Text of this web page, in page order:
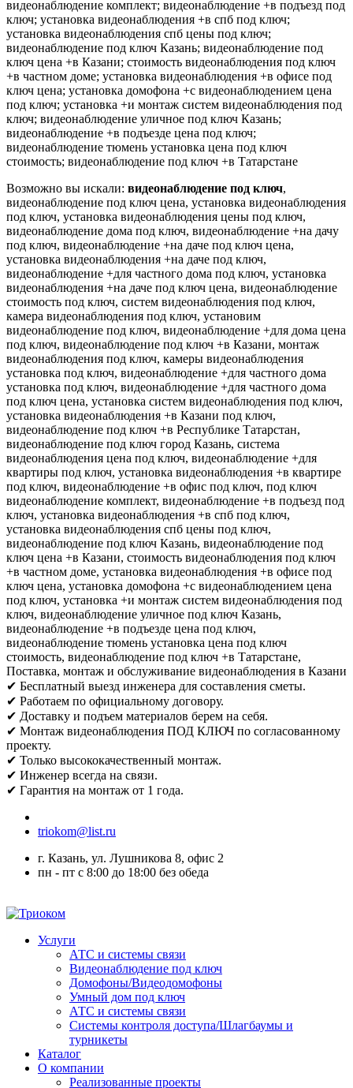
видеонаблюдение комплект; видеонаблюдение +в подъезд под
ключ; установка видеонаблюдения +в спб под ключ;
установка видеонаблюдения спб цены под ключ;
видеонаблюдение под ключ Казань; видеонаблюдение под
ключ цена +в Казани; стоимость видеонаблюдения под ключ
+в частном доме; установка видеонаблюдения +в офисе под
ключ цена; установка домофона +с видеонаблюдением цена
под ключ; установка +и монтаж систем видеонаблюдения под
ключ; видеонаблюдение уличное под ключ Казань;
видеонаблюдение +в подъезде цена под ключ;
видеонаблюдение тюмень установка цена под ключ
стоимость; видеонаблюдение под ключ +в Татарстане
Возможно вы искали: видеонаблюдение под ключ,
видеонаблюдение под ключ цена, установка видеонаблюдения
под ключ, установка видеонаблюдения цены под ключ,
видеонаблюдение дома под ключ, видеонаблюдение +на дачу
под ключ, видеонаблюдение +на даче под ключ цена,
установка видеонаблюдения +на даче под ключ,
видеонаблюдение +для частного дома под ключ, установка
видеонаблюдения +на даче под ключ цена, видеонаблюдение
стоимость под ключ, систем видеонаблюдения под ключ,
камера видеонаблюдения под ключ, установим
видеонаблюдение под ключ, видеонаблюдение +для дома цена
под ключ, видеонаблюдение под ключ +в Казани, монтаж
видеонаблюдения под ключ, камеры видеонаблюдения
установка под ключ, видеонаблюдение +для частного дома
установка под ключ, видеонаблюдение +для частного дома
под ключ цена, установка систем видеонаблюдения под ключ,
установка видеонаблюдения +в Казани под ключ,
видеонаблюдение под ключ +в Республике Татарстан,
видеонаблюдение под ключ город Казань, система
видеонаблюдения цена под ключ, видеонаблюдение +для
квартиры под ключ, установка видеонаблюдения +в квартире
под ключ, видеонаблюдение +в офис под ключ, под ключ
видеонаблюдение комплект, видеонаблюдение +в подъезд под
ключ, установка видеонаблюдения +в спб под ключ,
установка видеонаблюдения спб цены под ключ,
видеонаблюдение под ключ Казань, видеонаблюдение под
ключ цена +в Казани, стоимость видеонаблюдения под ключ
+в частном доме, установка видеонаблюдения +в офисе под
ключ цена, установка домофона +с видеонаблюдением цена
под ключ, установка +и монтаж систем видеонаблюдения под
ключ, видеонаблюдение уличное под ключ Казань,
видеонаблюдение +в подъезде цена под ключ,
видеонаблюдение тюмень установка цена под ключ
стоимость, видеонаблюдение под ключ +в Татарстане,
Поставка, монтаж и обслуживание видеонаблюдения в Казани
✔ Бесплатный выезд инженера для составления сметы.
✔ Работаем по официальному договору.
✔ Доставку и подъем материалов берем на себя.
✔ Монтаж видеонаблюдения ПОД КЛЮЧ по согласованному
проекту.
✔ Только высококачественный монтаж.
✔ Инженер всегда на связи.
✔ Гарантия на монтаж от 1 года.
triokom@list.ru
г. Казань, ул. Лушникова 8, офис 2
пн - пт с 8:00 до 18:00 без обеда
Услуги
АТС и системы связи
Видеонаблюдение под ключ
Домофоны/Видеодомофоны
Умный дом под ключ
АТС и системы связи
Системы контроля доступа/Шлагбаумы и
турникеты
Каталог
О компании
Реализованные проекты